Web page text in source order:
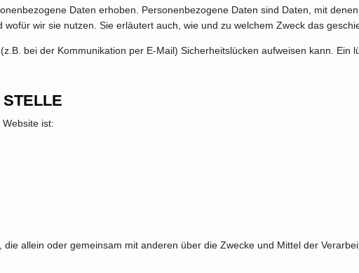
Daten erhoben. Personenbezogene Daten sind Daten, mit
wir sie nutzen. Sie erläutert auch, wie und zu welchem Zweck das
bei der Kommunikation per E-Mail) Sicherheitslücken aufweisen kann.
ist:
allein oder gemeinsam mit anderen über die Zwecke und Mittel der